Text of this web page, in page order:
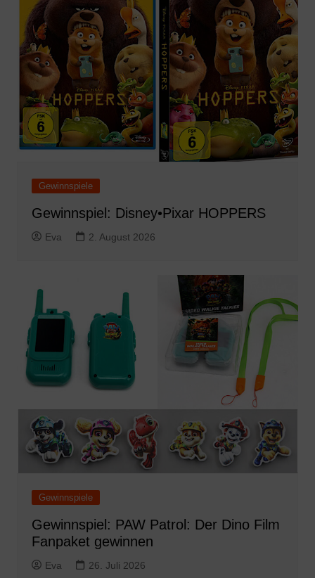
Gewinnspiele
Gewinnspiel: Disney•Pixar HOPPERS
Eva 2. August 2026
Gewinnspiele
Gewinnspiel: PAW Patrol: Der Dino Film
Fanpaket gewinnen
Eva 26. Juli 2026